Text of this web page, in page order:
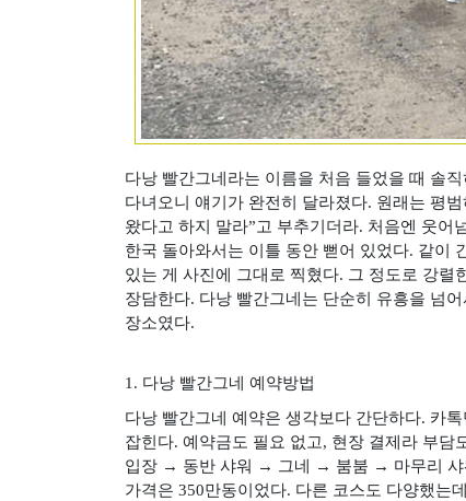
다낭 빨간그네라는 이름을 처음 들었을 때 솔
다녀오니 얘기가 완전히 달라졌다. 원래는 평범
왔다고 하지 말라”고 부추기더라. 처음엔 웃어
한국 돌아와서는 이틀 동안 뻗어 있었다. 같이
있는 게 사진에 그대로 찍혔다. 그 정도로 강렬
장담한다. 다낭 빨간그네는 단순히 유흥을 넘어
장소였다.
1. 다낭 빨간그네 예약방법
다낭 빨간그네 예약은 생각보다 간단하다. 카
잡힌다. 예약금도 필요 없고, 현장 결제라 부담
입장 → 동반 샤워 → 그네 → 붐붐 → 마무리
가격은 350만동이었다. 다른 코스도 다양했는데